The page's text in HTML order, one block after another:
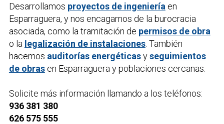
Desarrollamos proyectos de ingeniería en
Esparraguera, y nos encagamos de la burocracia
asociada, como la tramitación de permisos de obra
o la legalización de instalaciones. También
hacemos auditorías energéticasyseguimientos
de obrasen Esparraguera y poblaciones cercanas.
Solicite más información llamando a los teléfonos:
936 381 380
626 575 555